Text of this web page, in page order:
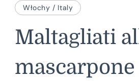
Włochy / Italy
Maltagliati
mascarpone